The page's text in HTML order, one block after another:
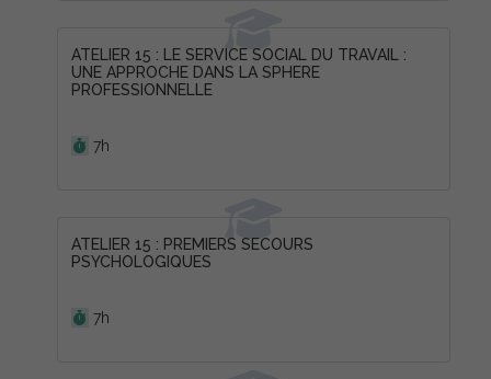
ATELIER 15 : LE SERVICE SOCIAL DU TRAVAIL :
UNE APPROCHE DANS LA SPHERE
PROFESSIONNELLE
7h
ATELIER 15 : PREMIERS SECOURS
PSYCHOLOGIQUES
7h